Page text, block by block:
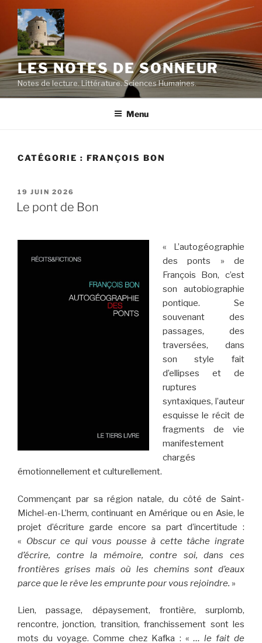
contenu
principal
LES NOTES DE SONNEUR
Notes de lecture. Littérature. Sciences Humaines.
Menu
CATÉGORIE : FRANÇOIS BON
PUBLIÉ
LE
19 JUIN 2026
Le pont de Bon
« L’autogéographie
des ponts » de
François Bon, c’est
son autobiographie
pontique. Se
souvenant des
passages, des
traversées, dans
son style fait
d’ellipses et de
ruptures
syntaxiques, l’auteur
esquisse le récit de
fragments de vie
manifestement
chargés
émotionnellement et culturellement.
Commençant par sa région natale, du côté de Saint-
Michel-en-L’herm, continuant en Amérique ou en Asie, le
projet d’écriture garde encore sa part d’incertitude :
« Obscur ce qui vous pousse à cette tâche ingrate
d’écrire, contre la mémoire, contre soi, dans ces
frontières grises mais où les chemins sont d’eaux
parce que le rêve les emprunte pour vous rejoindre. »
Lien, passage, dépaysement, frontière, surplomb,
rencontre, jonction, transition, franchissement sont les
mots du voyage. Comme chez Kafka : «… le fait de